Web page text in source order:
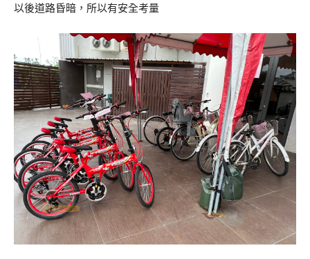
以後道路昏暗，所以有安全考量